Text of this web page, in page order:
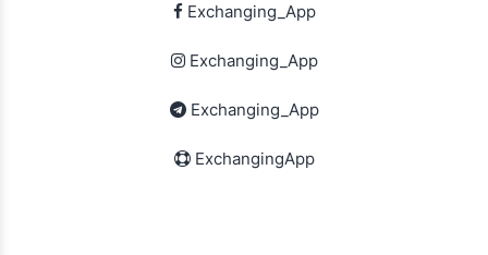
Exchanging_App
Exchanging_App
Exchanging_App
ExchangingApp